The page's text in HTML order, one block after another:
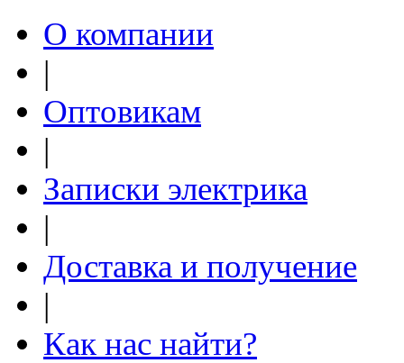
О компании
|
Оптовикам
|
Записки электрика
|
Доставка и получение
|
Как нас найти?